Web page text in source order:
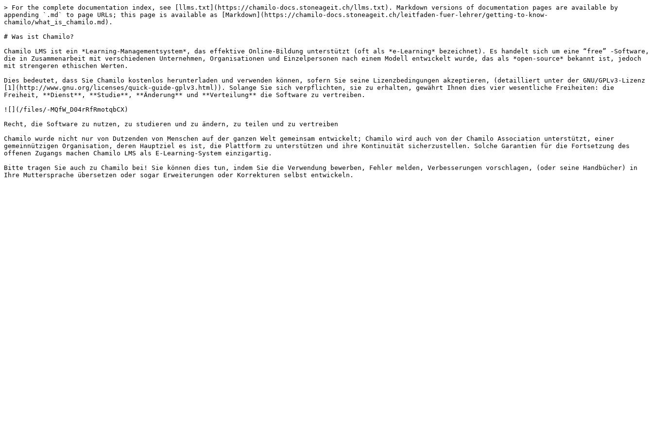
> For the complete documentation index, see [llms.txt](https://chamilo-docs.stoneageit.ch/llms.txt). Markdown versions of documentation pages are available by
appending `.md` to page URLs; this page is available as [Markdown](https://chamilo-docs.stoneageit.ch/leitfaden-fuer-lehrer/getting-to-know-
chamilo/what_is_chamilo.md).
# Was ist Chamilo?
Chamilo LMS ist ein *Learning-Managementsystem*, das effektive Online-Bildung unterstützt (oft als *e-Learning* bezeichnet). Es handelt sich um eine “free” -Software,
die in Zusammenarbeit mit verschiedenen Unternehmen, Organisationen und Einzelpersonen nach einem Modell entwickelt wurde, das als *open-source* bekannt ist, jedoch
mit strengeren ethischen Werten.
Dies bedeutet, dass Sie Chamilo kostenlos herunterladen und verwenden können, sofern Sie seine Lizenzbedingungen akzeptieren, (detailliert unter der GNU/GPLv3-Lizenz
[1](http://www.gnu.org/licenses/quick-guide-gplv3.html)). Solange Sie sich verpflichten, sie zu erhalten, gewährt Ihnen dies vier wesentliche Freiheiten: die
Freiheit, **Dienst**, **Studie**, **Änderung** und **Verteilung** die Software zu vertreiben.
![](/files/-MQfW_D04rRfRmotqbCX)
Recht, die Software zu nutzen, zu studieren und zu ändern, zu teilen und zu vertreiben
Chamilo wurde nicht nur von Dutzenden von Menschen auf der ganzen Welt gemeinsam entwickelt; Chamilo wird auch von der Chamilo Association unterstützt, einer
gemeinnützigen Organisation, deren Hauptziel es ist, die Plattform zu unterstützen und ihre Kontinuität sicherzustellen. Solche Garantien für die Fortsetzung des
offenen Zugangs machen Chamilo LMS als E-Learning-System einzigartig.
Bitte tragen Sie auch zu Chamilo bei! Sie können dies tun, indem Sie die Verwendung bewerben, Fehler melden, Verbesserungen vorschlagen, (oder seine Handbücher) in